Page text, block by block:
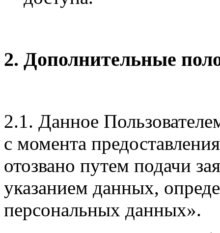
2. Дополнительные
2.1. Данное
с момента
отозвано путем подачи
указанием данных,
персональных данных».